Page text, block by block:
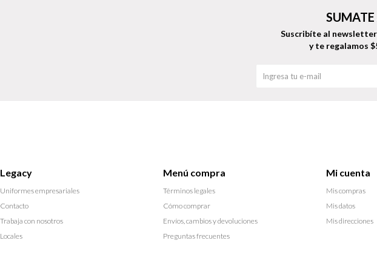
Legacy
Uniformes empresariales
Contacto
Trabaja con nosotros
Locales
Menú compra
Términos legales
Cómo comprar
Envíos, cambios y devoluciones
Preguntas frecuentes
Mi cuenta
Mis compras
Mis datos
Mis direcciones
Suscribíte al
y te regalamos